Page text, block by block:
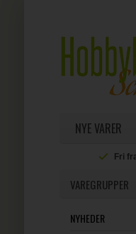
NYE VARER
Fri
VAREGRUPPER
NYHEDER